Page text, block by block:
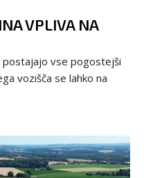
VPLIVA NA
postajajo vse pogostejši
vozišča se lahko na